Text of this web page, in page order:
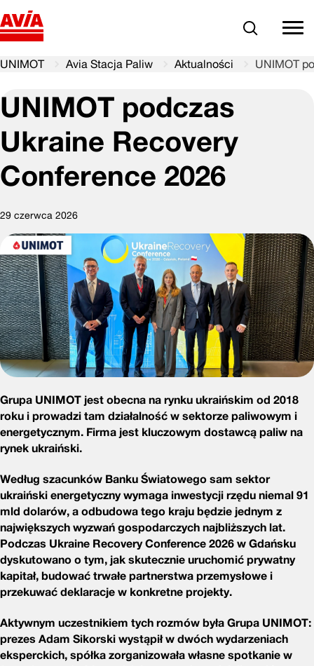
Szukaj
UNIMOT Avia Stacja Paliw Aktualności UNIMOT
UNIMOT podczas
Ukraine Recovery
Conference 2026
29 czerwca 2026
Grupa UNIMOT jest obecna na rynku ukraińskim od 2018
roku i prowadzi tam działalność w sektorze paliwowym i
energetycznym. Firma jest kluczowym dostawcą paliw na
rynek ukraiński.
Według szacunków Banku Światowego sam sektor
ukraiński energetyczny wymaga inwestycji rzędu niemal 91
mld dolarów, a odbudowa tego kraju będzie jednym z
największych wyzwań gospodarczych najbliższych lat.
Podczas Ukraine Recovery Conference 2026 w Gdańsku
dyskutowano o tym, jak skutecznie uruchomić prywatny
kapitał, budować trwałe partnerstwa przemysłowe i
przekuwać deklaracje w konkretne projekty.
Aktywnym uczestnikiem tych rozmów była Grupa UNIMOT:
prezes Adam Sikorski wystąpił w dwóch wydarzeniach
eksperckich, spółka zorganizowała własne spotkanie w